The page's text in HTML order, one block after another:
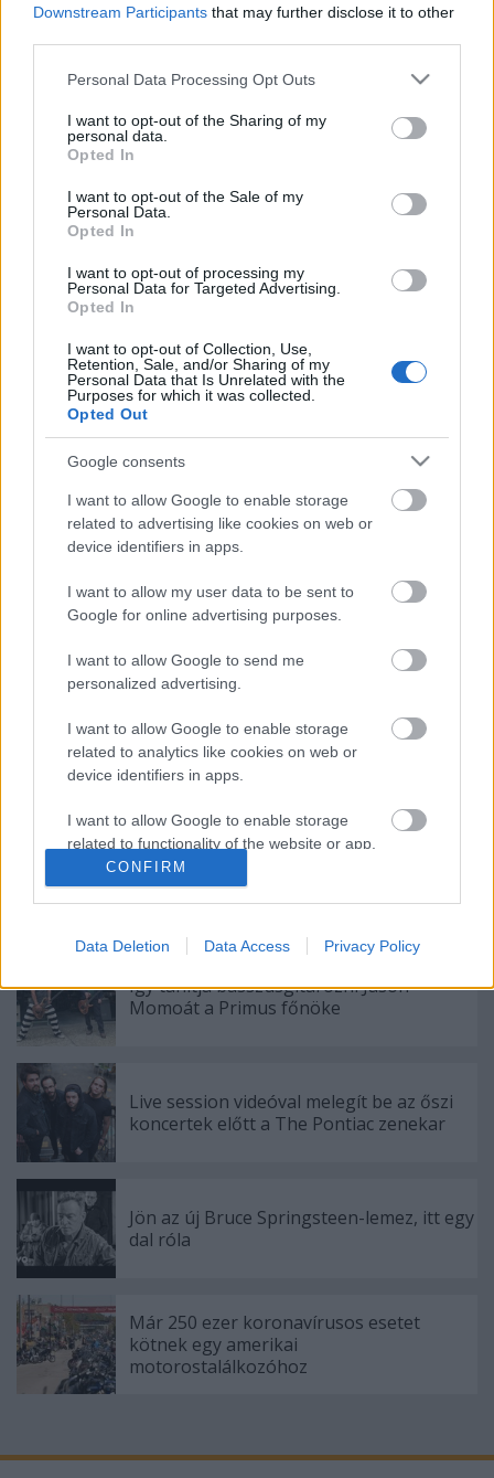
Downstream Participants that may further disclose it to other
Please note that this website/app uses one or more Google
not limited to your visit or usage behaviour. You may click to
grant or deny consent to Google and its third-party tags to
use your data for below specified purposes in below Google
consent section.
Personal Data Processing Opt Outs
I want to opt-out of the Sharing of my
personal data.
Opted In
I want to opt-out of the Sale of my
Personal Data.
Opted In
I want to opt-out of processing my
Personal Data for Targeted Advertising.
Opted In
I want to opt-out of Collection, Use,
Retention, Sale, and/or Sharing of my
Personal Data that Is Unrelated with the
Purposes for which it was collected.
Opted Out
Google consents
I want to allow Google to enable storage
related to advertising like cookies on web or
device identifiers in apps.
I want to allow my user data to be sent to
Google for online advertising purposes.
I want to allow Google to send me
personalized advertising.
I want to allow Google to enable storage
related to analytics like cookies on web or
device identifiers in apps.
I want to allow Google to enable storage
related to functionality of the website or app.
I want to allow Google to enable storage
I want to allow Google to enable storage
functionality and fraud prevention, and other
user protection.
CONFIRM
Data Deletion Data Access Privacy Policy
Címkék:indie bulvár drog pete doherty
Dave Grohl dalt írt egy tízéves dobos
kislányról
Így tanítja basszusgitározni Jason
Momoát a Primus főnöke
Live session videóval melegít be az őszi
koncertek előtt a The Pontiac zenekar
Jön az új Bruce Springsteen-lemez, itt egy
dal róla
Már 250 ezer koronavírusos esetet
kötnek egy amerikai
motorostalálkozóhoz